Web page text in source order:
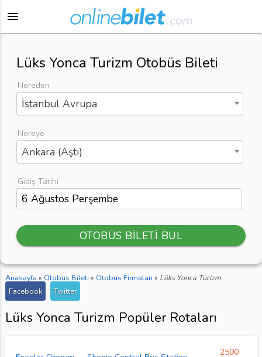
menu
Lüks Yonca Turizm Otobüs Bileti
Nereden
İstanbul Avrupa
Nereye
Ankara (Aşti)
Gidiş Tarihi
OTOBÜS BİLETİ BUL
Anasayfa » Otobüs Bileti » Otobüs Firmaları » Lüks Yonca Turizm
Facebook
Twitter
Lüks Yonca Turizm Popüler Rotaları
2500